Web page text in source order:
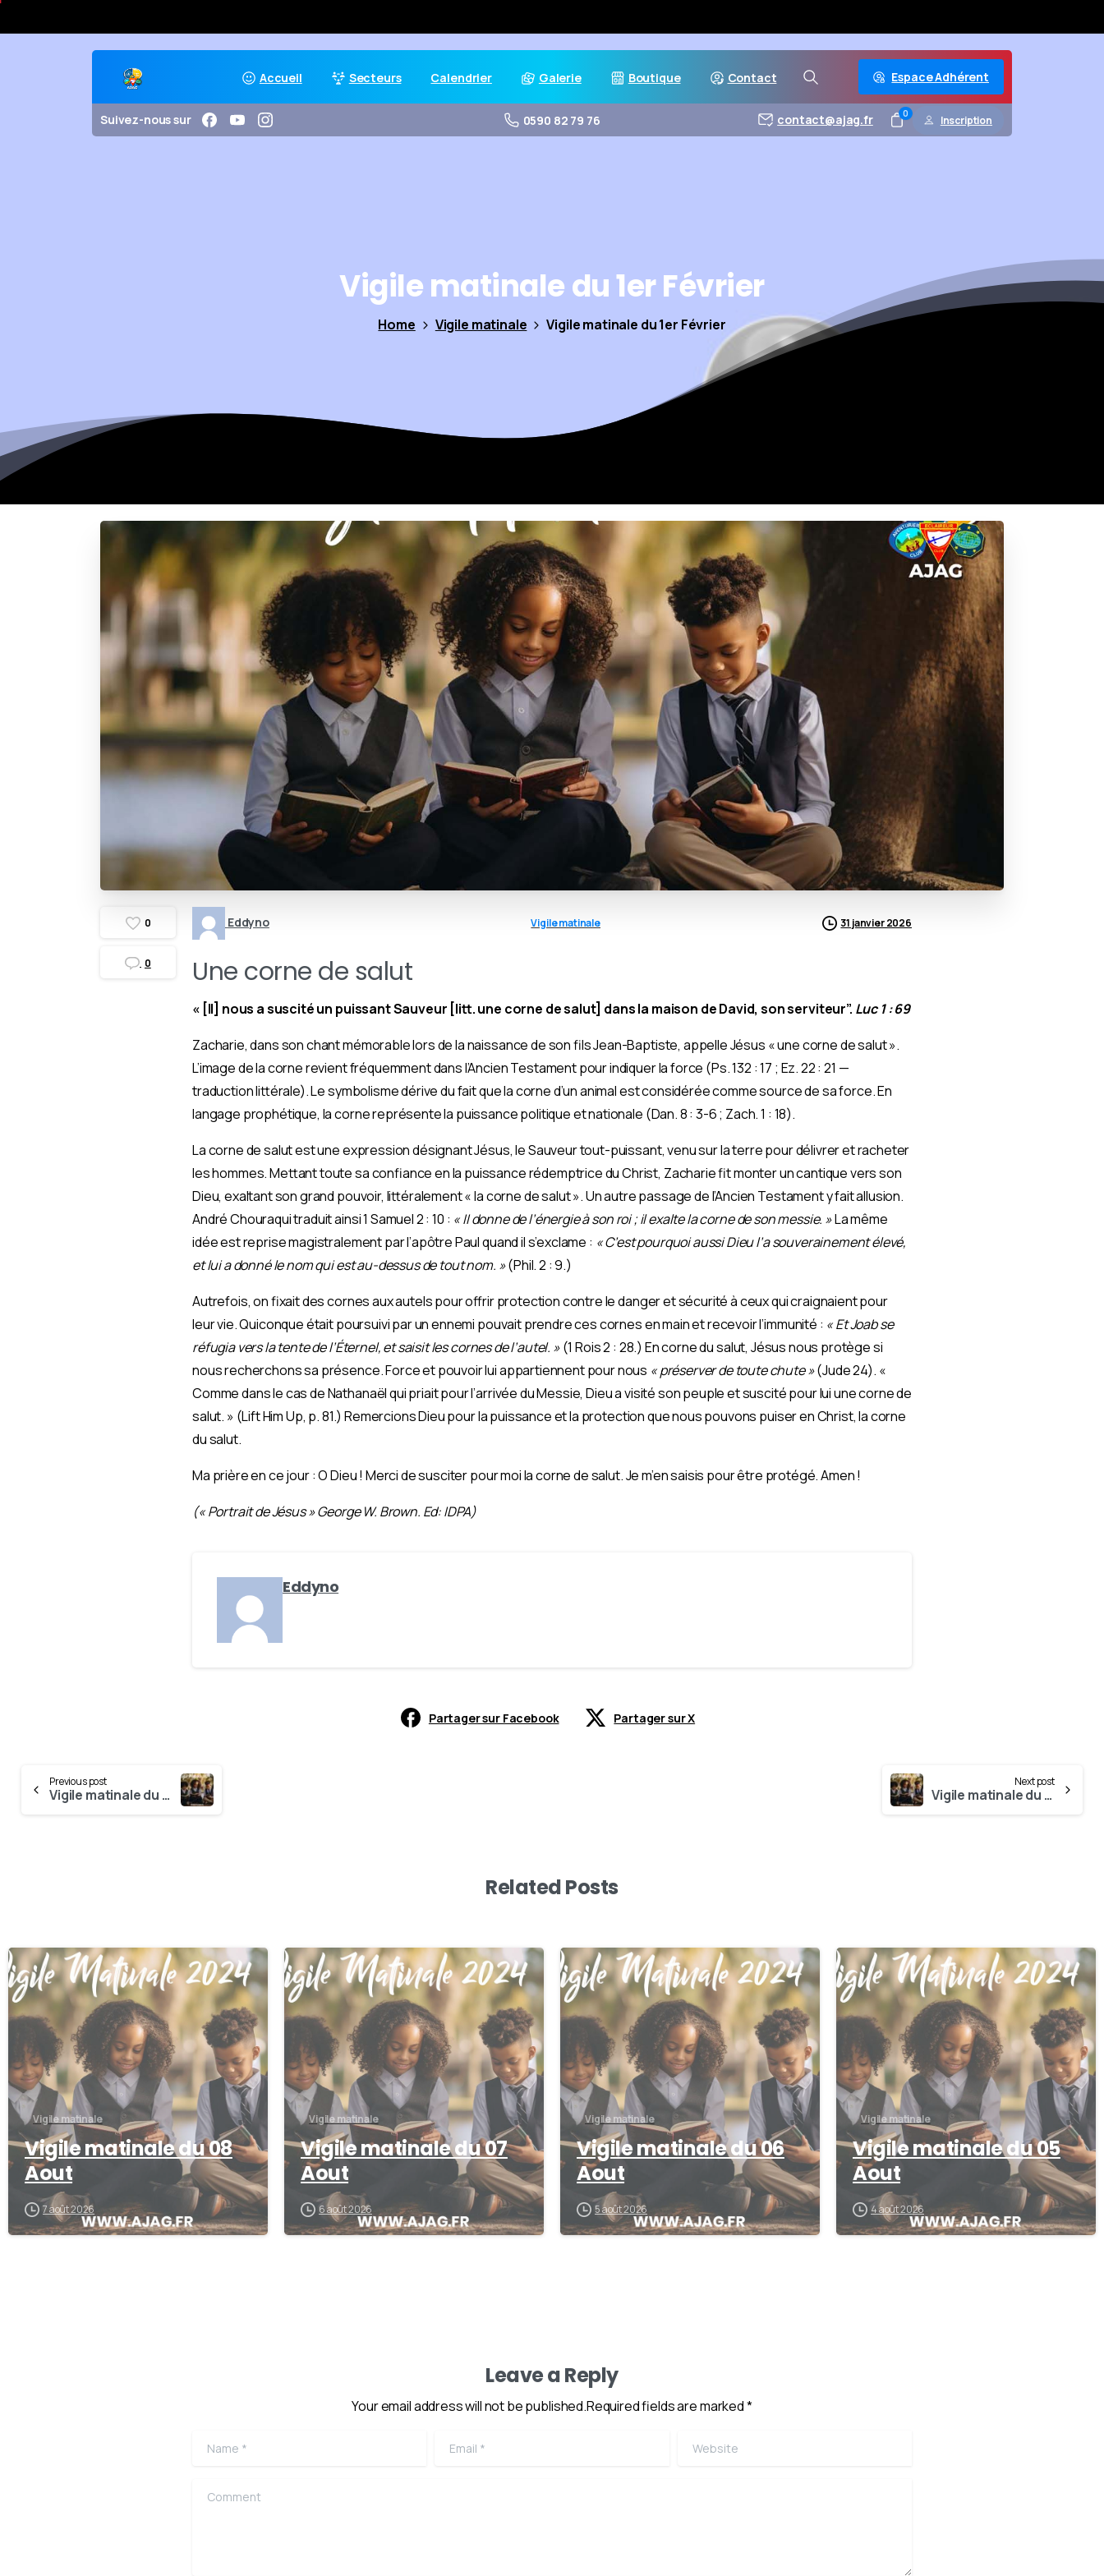
Accueil Secteurs Calendrier Galerie Boutique Contact Espace Adhérent
Suivez-nous sur 0590 82 79 76 contact@ajag.fr 0 Inscription
Vigilematinaledu1erFévrier
Home Vigile matinale Vigile matinale du 1er Février
0
0
Eddyno Vigile matinale 31 janvier 2026
Une corne de salut
« [Il] nous a suscité un puissant Sauveur [litt. une corne de salut] dans la maison de David, son serviteur”. Luc 1 : 69
Zacharie, dans son chant mémorable lors de la naissance de son fils Jean-Baptiste, appelle Jésus « une corne de salut ».
L’image de la corne revient fréquemment dans l’Ancien Testament pour indiquer la force (Ps. 132 : 17 ; Ez. 22 : 21 —
traduction littérale). Le symbolisme dérive du fait que la corne d’un animal est considérée comme source de sa force. En
langage prophétique, la corne représente la puissance politique et nationale (Dan. 8 : 3-6 ; Zach. 1 : 18).
La corne de salut est une expression désignant Jésus, le Sauveur tout-puissant, venu sur la terre pour délivrer et racheter
les hommes. Mettant toute sa confiance en la puissance rédemptrice du Christ, Zacharie fit monter un cantique vers son
Dieu, exaltant son grand pouvoir, littéralement « la corne de salut ». Un autre passage de l’Ancien Testament y fait allusion.
André Chouraqui traduit ainsi 1 Samuel 2 : 10 : « II donne de l’énergie à son roi ; il exalte la corne de son messie. »La même
idée est reprise magistralement par l’apôtre Paul quand il s’exclame : « C’est pourquoi aussi Dieu l’a souverainement élevé,
et lui a donné le nom qui est au-dessus de tout nom. »(Phil. 2 : 9.)
Autrefois, on fixait des cornes aux autels pour offrir protection contre le danger et sécurité à ceux qui craignaient pour
leur vie. Quiconque était poursuivi par un ennemi pouvait prendre ces cornes en main et recevoir l’immunité : « Et Joab se
réfugia vers la tente de l’Éternel, et saisit les cornes de l’autel. »(1 Rois 2 : 28.) En corne du salut, Jésus nous protège si
nous recherchons sa présence. Force et pouvoir lui appartiennent pour nous « préserver de toute chute »(Jude 24). «
Comme dans le cas de Nathanaël qui priait pour l’arrivée du Messie, Dieu a visité son peuple et suscité pour lui une corne de
salut. » (Lift Him Up, p. 81.) Remercions Dieu pour la puissance et la protection que nous pouvons puiser en Christ, la corne
du salut.
Ma prière en ce jour : O Dieu ! Merci de susciter pour moi la corne de salut. Je m’en saisis pour être protégé. Amen !
(« Portrait de Jésus » George W. Brown. Ed: IDPA)
Eddyno
Partager sur Facebook Partager sur X
Previous post
Vigile matinale du 31 Janvier
Next post
Vigile matinale du 02 Février
Related Posts
0
Vigile matinale
Vigile matinale du 08
Aout
7 août 2026
0
Vigile matinale
Vigile matinale du 07
Aout
6 août 2026
0
Vigile matinale
Vigile matinale du 06
Aout
5 août 2026
0
Vigile matinale
Vigile matinale du 05
Aout
4 août 2026
Leave a Reply
Your email address will not be published.Required fields are marked *
Name
Email Website
Comment